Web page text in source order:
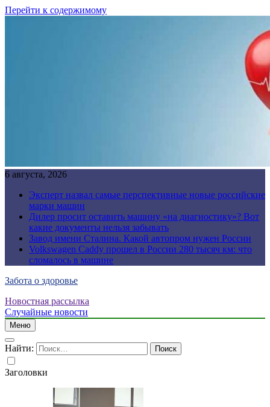
Перейти к содержимому
6 августа, 2026
Эксперт назвал самые перспективные новые российские
марки машин
Дилер просит оставить машину «на диагностику»? Вот
какие документы нельзя забывать
Завод имени Сталина. Какой автопром нужен России
Volkswagen Caddy прошел в России 280 тысяч км: что
сломалось в машине
Забота о здоровье
Новостная рассылка
Случайные новости
Меню
Найти:
Заголовки